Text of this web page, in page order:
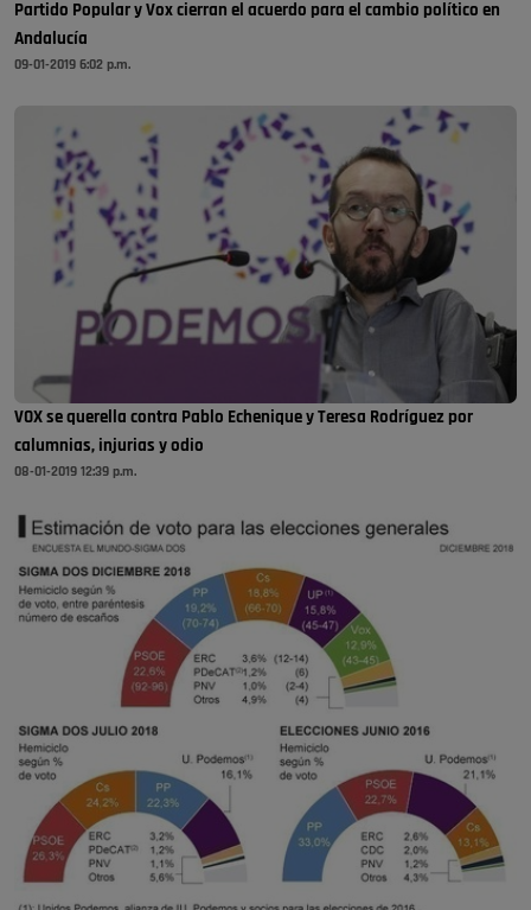
Partido Popular y Vox cierran el acuerdo para el cambio político en
Andalucía
09-01-2019 6:02 p.m.
VOX se querella contra Pablo Echenique y Teresa Rodríguez por
calumnias, injurias y odio
08-01-2019 12:39 p.m.